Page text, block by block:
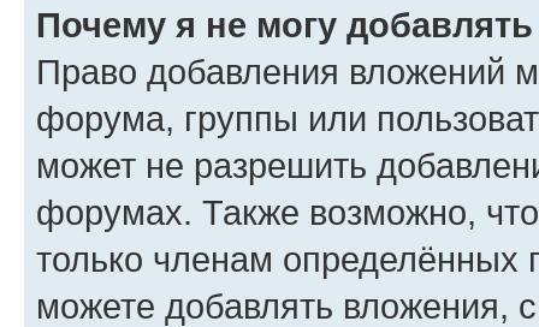
Почему я не могу
Право добавления вложений
форума, группы или
может не разрешить
форумах. Также возможно,
только членам определённых
можете добавлять вложения,